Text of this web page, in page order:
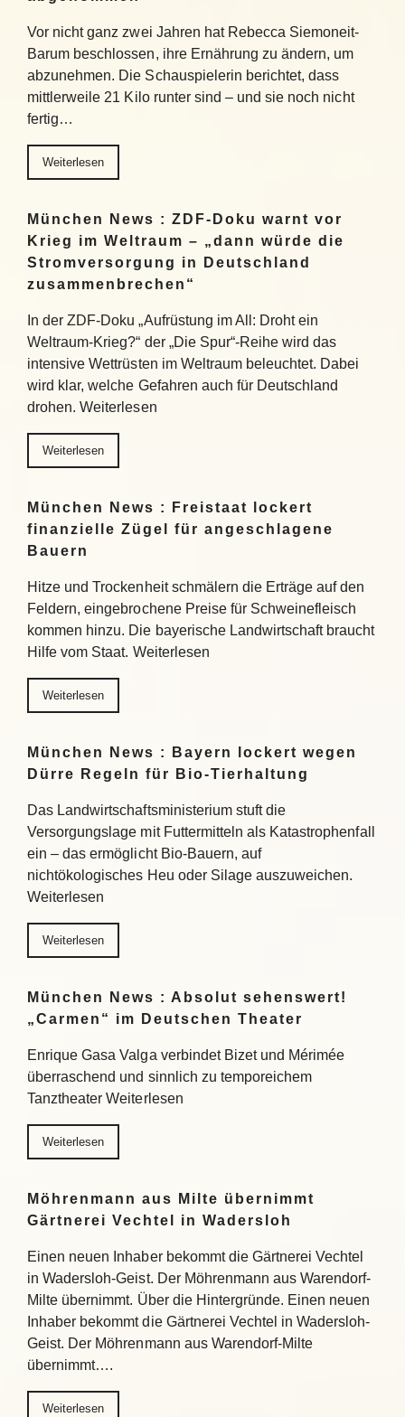
Vor nicht ganz zwei Jahren hat Rebecca Siemoneit-
Barum beschlossen, ihre Ernährung zu ändern, um
abzunehmen. Die Schauspielerin berichtet, dass
mittlerweile 21 Kilo runter sind – und sie noch nicht
fertig…
Weiterlesen
München News : ZDF-Doku warnt vor
Krieg im Weltraum – „dann würde die
Stromversorgung in Deutschland
zusammenbrechen“
In der ZDF-Doku „Aufrüstung im All: Droht ein
Weltraum-Krieg?“ der „Die Spur“-Reihe wird das
intensive Wettrüsten im Weltraum beleuchtet. Dabei
wird klar, welche Gefahren auch für Deutschland
drohen. Weiterlesen
Weiterlesen
München News : Freistaat lockert
finanzielle Zügel für angeschlagene
Bauern
Hitze und Trockenheit schmälern die Erträge auf den
Feldern, eingebrochene Preise für Schweinefleisch
kommen hinzu. Die bayerische Landwirtschaft braucht
Hilfe vom Staat. Weiterlesen
Weiterlesen
München News : Bayern lockert wegen
Dürre Regeln für Bio-Tierhaltung
Das Landwirtschaftsministerium stuft die
Versorgungslage mit Futtermitteln als Katastrophenfall
ein – das ermöglicht Bio-Bauern, auf
nichtökologisches Heu oder Silage auszuweichen.
Weiterlesen
Weiterlesen
München News : Absolut sehenswert!
„Carmen“ im Deutschen Theater
Enrique Gasa Valga verbindet Bizet und Mérimée
überraschend und sinnlich zu temporeichem
Tanztheater Weiterlesen
Weiterlesen
Möhrenmann aus Milte übernimmt
Gärtnerei Vechtel in Wadersloh
Einen neuen Inhaber bekommt die Gärtnerei Vechtel
in Wadersloh-Geist. Der Möhrenmann aus Warendorf-
Milte übernimmt. Über die Hintergründe. Einen neuen
Inhaber bekommt die Gärtnerei Vechtel in Wadersloh-
Geist. Der Möhrenmann aus Warendorf-Milte
übernimmt….
Weiterlesen